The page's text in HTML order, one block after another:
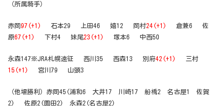
（所属騎手）
赤岡 97(+1) 石本29 上田46 嬉12 岡村24(+1)
倉兼6 佐
原67(+1) 下村4 妹尾23(+1) 塚本6 中西50
永森147※JRA札幌遠征 西川35 西森13 別府42(+1)
三村
15(+1)
宮川79 山頭3
（他場勝利）赤岡45(浦和6 大井17 川崎17 船橋2 名古屋1 佐賀
2) 佐原2(園田2) 永森2(名古屋2)